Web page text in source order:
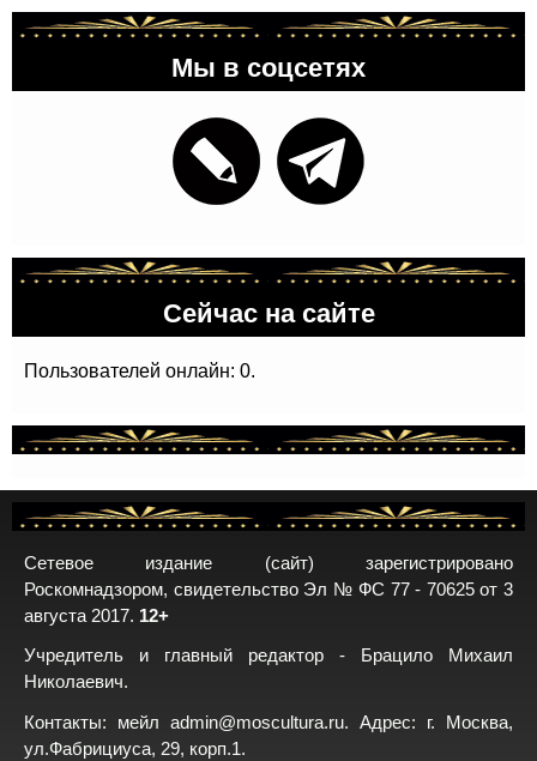
Мы в соцсетях
Сейчас на сайте
Пользователей онлайн: 0.
Сетевое издание (сайт) зарегистрировано
Роскомнадзором, свидетельство Эл № ФС 77 - 70625 от 3
августа 2017. 12+
Учредитель и главный редактор - Брацило Михаил
Николаевич.
Контакты: мейл admin@moscultura.ru. Адрес: г. Москва,
ул.Фабрициуса, 29, корп.1.